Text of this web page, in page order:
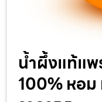
น้ำผึ้งแท้แ
100% หอ